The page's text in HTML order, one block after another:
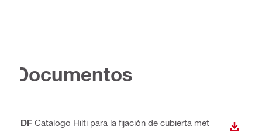
Documentos
PDF Catalogo Hilti para la fijación de cubierta met